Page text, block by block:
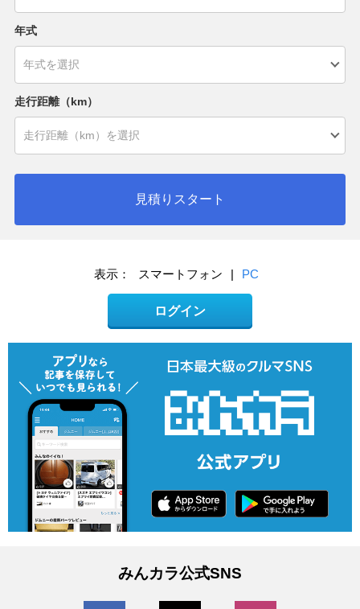
年式
走行距離（km）
見積りスタート
表示： スマートフォン | PC
ログイン
みんカラ公式SNS